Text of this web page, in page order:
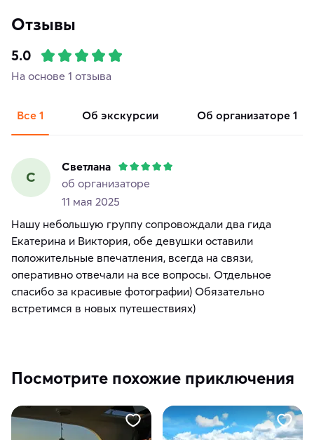
Отзывы
5.0
На основе 1 отзыва
Все 1 об экскурсии об организаторе 1
С
Светлана
об организаторе
11 мая 2025
Нашу небольшую группу сопровождали два гида
Екатерина и Виктория, обе девушки оставили
положительные впечатления, всегда на связи,
оперативно отвечали на все вопросы. Отдельное
спасибо за красивые фотографии) Обязательно
встретимся в новых путешествиях)
Посмотрите похожие приключения